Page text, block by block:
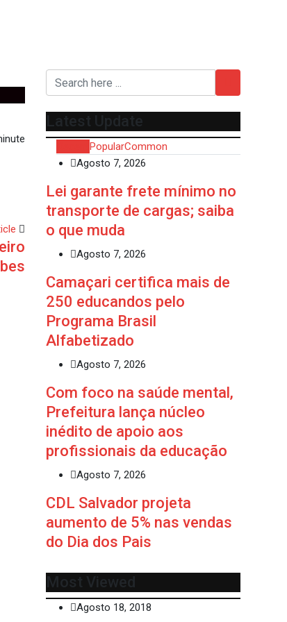
Latest Update
PopularCommon
Agosto 7, 2026
Lei garante frete mínimo no
transporte de cargas; saiba
o que muda
Agosto 7, 2026
Camaçari certifica mais de
250 educandos pelo
Programa Brasil
Alfabetizado
Agosto 7, 2026
Com foco na saúde mental,
Prefeitura lança núcleo
inédito de apoio aos
profissionais da educação
Agosto 7, 2026
CDL Salvador projeta
aumento de 5% nas vendas
do Dia dos Pais
Most Viewed
Agosto 18, 2018